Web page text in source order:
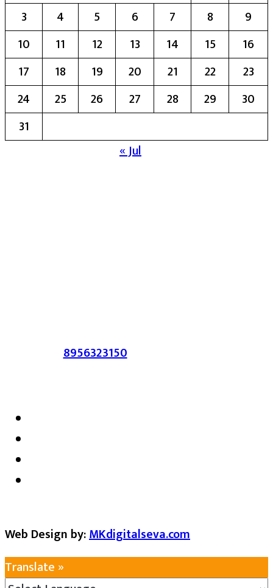
3 4 5 6 7 8
9
10
11 12 13 14 15
16
17
18 19 20 21 22
23
24
25 26 27 28 29
30
31
« Jul
संपर्क :-8956323150/ ईमेल :-
Web Design by:MKdigitalseva.com
Translate »